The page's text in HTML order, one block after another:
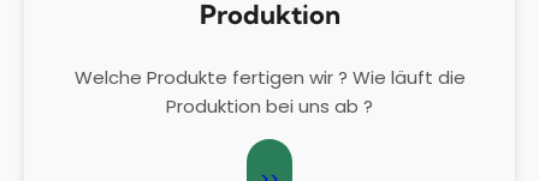
Produktion
Welche Produkte fertigen wir ? Wie läuft die
Produktion bei uns ab ?